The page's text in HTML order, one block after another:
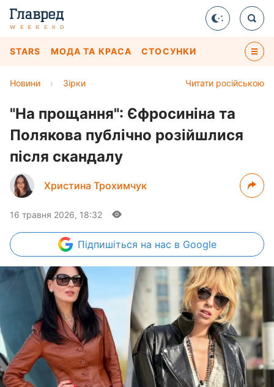
STARS МОДА ТА КРАСА СТОСУНКИ
Читати російською
Новини › Зірки
"На прощання": Єфросиніна та
Полякова публічно розійшлися
після скандалу
Христина Трохимчук
16 травня 2026, 18:32
Підпишіться на нас в Google